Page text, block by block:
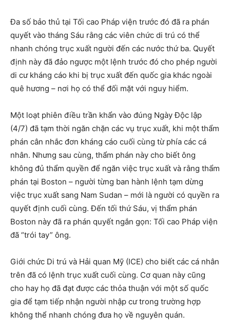
Đa số bảo thủ tại Tối cao Pháp viện trước đó đã ra phán
quyết vào tháng Sáu rằng các viên chức di trú có thể
nhanh chóng trục xuất người đến các nước thứ ba. Quyết
định này đã đảo ngược một lệnh trước đó cho phép người
di cư kháng cáo khi bị trục xuất đến quốc gia khác ngoài
quê hương – nơi họ có thể đối mặt với nguy hiểm.
Một loạt phiên điều trần khẩn vào đúng Ngày Độc lập
(4/7) đã tạm thời ngăn chặn các vụ trục xuất, khi một thẩm
phán cân nhắc đơn kháng cáo cuối cùng từ phía các cá
nhân. Nhưng sau cùng, thẩm phán này cho biết ông
không đủ thẩm quyền để ngăn việc trục xuất và rằng thẩm
phán tại Boston – người từng ban hành lệnh tạm dừng
việc trục xuất sang Nam Sudan – mới là người có quyền ra
quyết định cuối cùng. Đến tối thứ Sáu, vị thẩm phán
Boston này đã ra phán quyết ngắn gọn: Tối cao Pháp viện
đã “trói tay” ông.
Giới chức Di trú và Hải quan Mỹ (ICE) cho biết các cá nhân
trên đã có lệnh trục xuất cuối cùng. Cơ quan này cũng
cho hay họ đã đạt được các thỏa thuận với một số quốc
gia để tạm tiếp nhận người nhập cư trong trường hợp
không thể nhanh chóng đưa họ về nguyên quán.